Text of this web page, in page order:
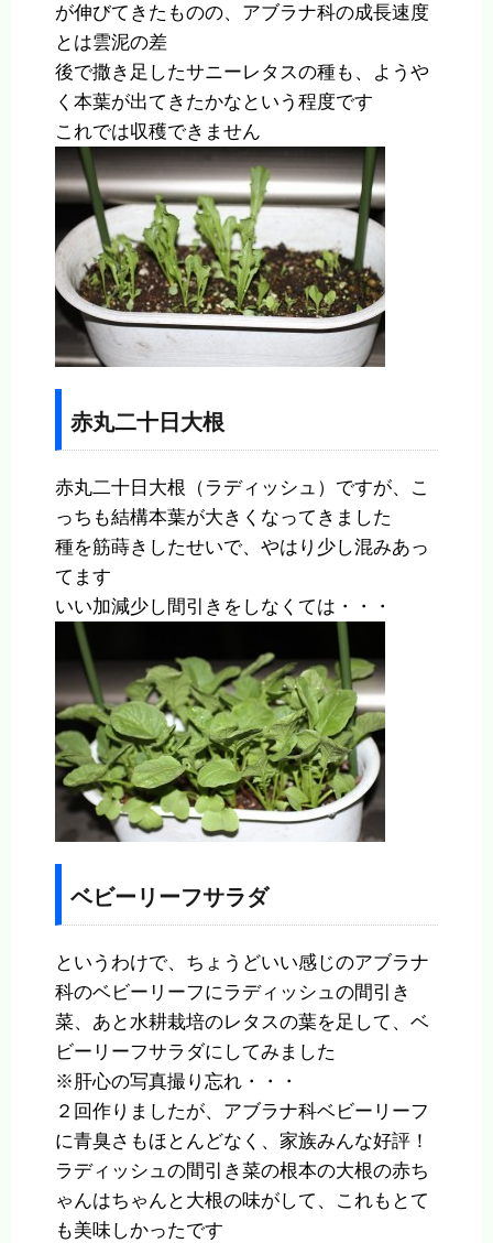
が伸びてきたものの、アブラナ科の成長速度
とは雲泥の差
後で撒き足したサニーレタスの種も、ようや
く本葉が出てきたかなという程度です
これでは収穫できません
赤丸二十日大根
赤丸二十日大根（ラディッシュ）ですが、こ
っちも結構本葉が大きくなってきました
種を筋蒔きしたせいで、やはり少し混みあっ
てます
いい加減少し間引きをしなくては・・・
ベビーリーフサラダ
というわけで、ちょうどいい感じのアブラナ
科のベビーリーフにラディッシュの間引き
菜、あと水耕栽培のレタスの葉を足して、ベ
ビーリーフサラダにしてみました
※肝心の写真撮り忘れ・・・
２回作りましたが、アブラナ科ベビーリーフ
に青臭さもほとんどなく、家族みんな好評！
ラディッシュの間引き菜の根本の大根の赤ち
ゃんはちゃんと大根の味がして、これもとて
も美味しかったです